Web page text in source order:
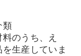
類
のうち、え
生産していま